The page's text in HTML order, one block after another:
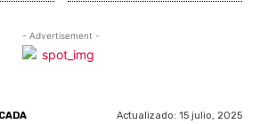
- Advertisement -